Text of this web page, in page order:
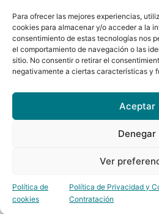
Para ofrecer las mejores experiencias,
cookies para almacenar y/o acceder a la
consentimiento de estas tecnologías nos
el comportamiento de navegación o las
sitio. No consentir o retirar el
negativamente a ciertas características y
Aceptar
Denegar
Ver
Política de
cookies
Política de Privacidad y
Contratación
Inicio
Contacto
Aviso legal
Español
LinkedIn